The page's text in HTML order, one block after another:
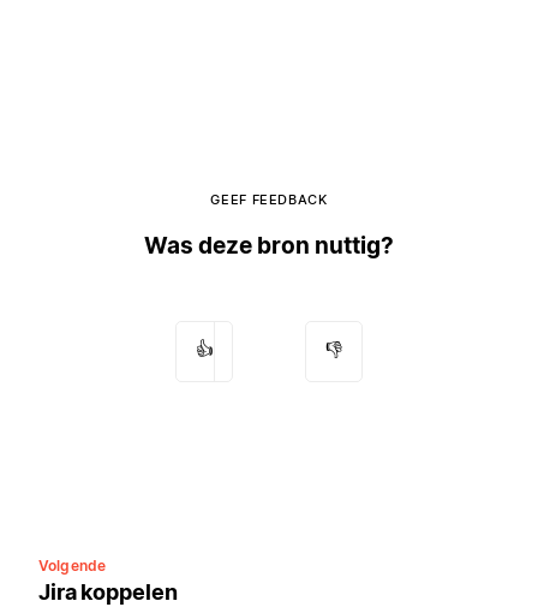
GEEF FEEDBACK
Was deze bron nuttig?
👍 👎
Volgende
Jira koppelen